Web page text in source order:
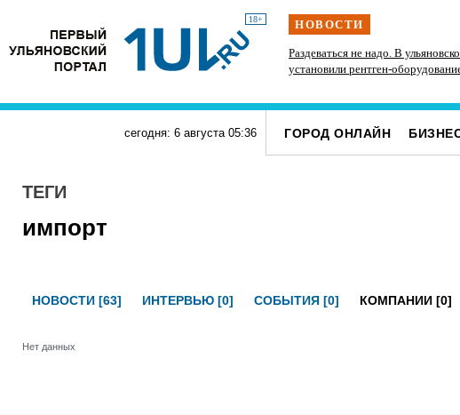
18+ НОВОСТИ
Спустя восемь дет в ульяновский суд вернули
дело по 80 эпизодам автоподстав в отношении
Раздеваться не надо. В
установили рентген-
сегодня: 6 августа 05:36 ГОРОД ОНЛАЙН
ТЕГИ
импорт
НОВОСТИ [63] ИНТЕРВЬЮ [0] СОБЫТИЯ [0] КОМПАНИИ [0]
Нет данных